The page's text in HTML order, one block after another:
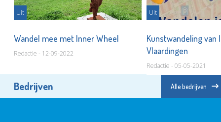
Uit
Wandel mee met Inner Wheel
Redactie - 12-09-2022
Uit
Kunstwandeling van
Vlaardingen
Redactie - 05-05-2021
Bedrijven Alle bedrijven